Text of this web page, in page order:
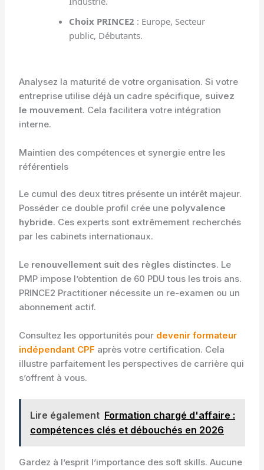
Choix PRINCE2 : Europe, Secteur
public, Débutants.
Analysez la maturité de votre organisation. Si votre
entreprise utilise déjà un cadre spécifique, suivez
le mouvement. Cela facilitera votre intégration
interne.
Maintien des compétences et synergie entre les
référentiels
Le cumul des deux titres présente un intérêt majeur.
Posséder ce double profil crée une polyvalence
hybride. Ces experts sont extrêmement recherchés
par les cabinets internationaux.
Le renouvellement suit des règles distinctes. Le
PMP impose l’obtention de 60 PDU tous les trois ans.
PRINCE2 Practitioner nécessite un re-examen ou un
abonnement actif.
Consultez les opportunités pour devenir formateur
indépendant CPF après votre certification. Cela
illustre parfaitement les perspectives de carrière qui
s’offrent à vous.
Lire également Formation chargé d'affaire :
compétences clés et débouchés en 2026
Gardez à l’esprit l’importance des soft skills. Aucune